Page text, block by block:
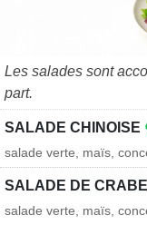
Les salades sont
part.
SALADE CHINOISE
salade verte, maïs,
SALADE DE CRABE
salade verte, maïs,